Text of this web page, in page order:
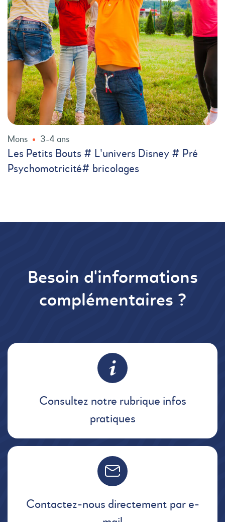
Mons 3-4 ans
Les Petits Bouts # L'univers Disney # Pré
Psychomotricité# bricolages
Besoin d'informations
complémentaires ?
Consultez notre rubrique infos
pratiques
Contactez-nous directement par e-